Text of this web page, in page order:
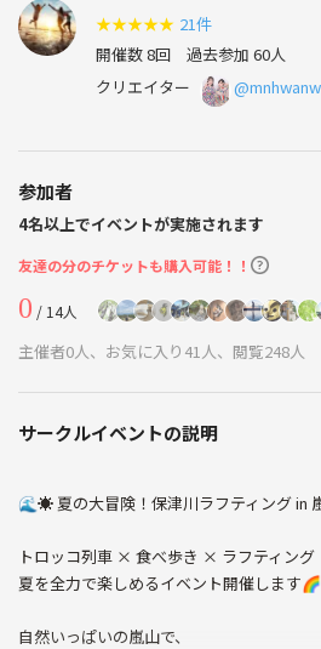
★★★★★ 21件
開催数 8回 過去参加 60人
クリエイター
参加者
4名以上でイベントが実施されます
友達の分のチケットも購入可能！！
0 / 14人
主催者0人、お気に入り41人、閲覧248人
サークルイベントの説明
🌊☀️ 夏の大冒険！保津川ラフティング in
トロッコ列車 × 食べ歩き × ラフティング
夏を全力で楽しめるイベント開催します🌈
自然いっぱいの嵐山で、